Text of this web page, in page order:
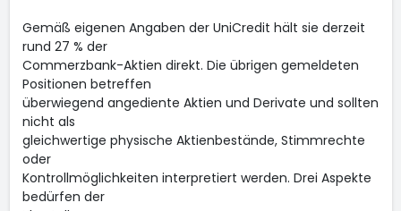
Gemäß eigenen Angaben der UniCredit hält sie derzeit
rund 27 % der
Commerzbank-Aktien direkt. Die übrigen gemeldeten
Positionen betreffen
überwiegend angediente Aktien und Derivate und sollten
nicht als
gleichwertige physische Aktienbestände, Stimmrechte
oder
Kontrollmöglichkeiten interpretiert werden. Drei Aspekte
bedürfen der